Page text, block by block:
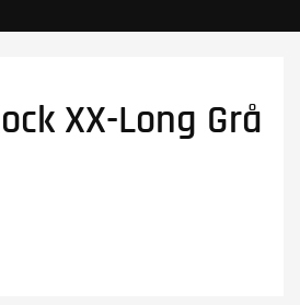
XX-Long Grå